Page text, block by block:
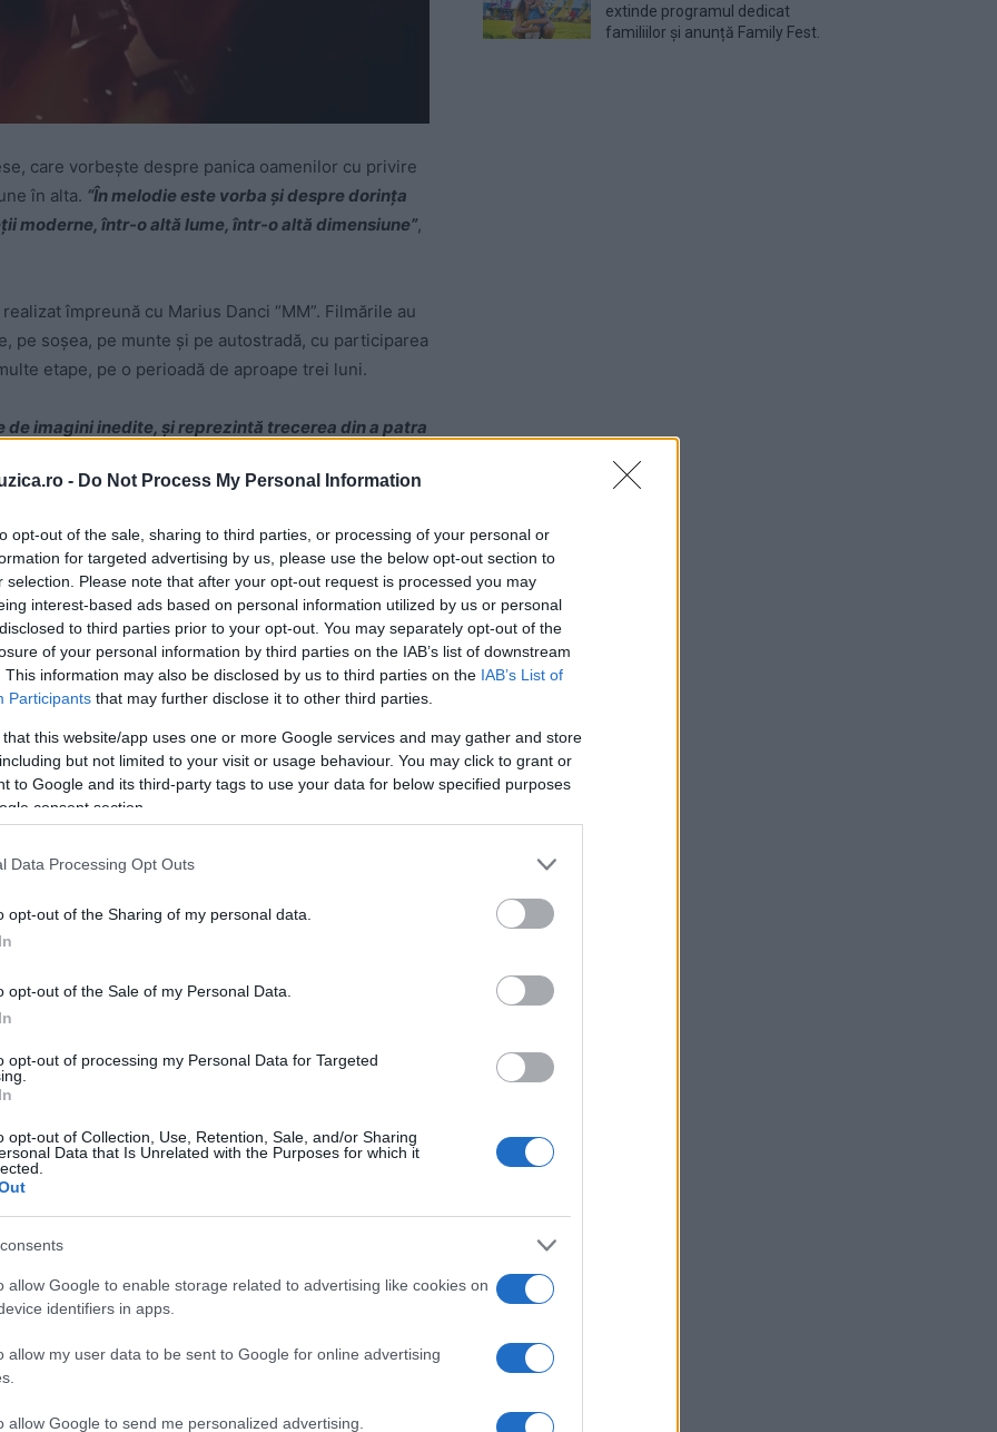
- Do Not Process My Personal Information
opt-out of the sale, sharing to third parties, or processing of your personal or
for targeted advertising by us, please use the below opt-out section to
selection. Please note that after your opt-out request is processed you may
interest-based ads based on personal information utilized by us or personal
to third parties prior to your opt-out. You may separately opt-out of the
of your personal information by third parties on the IAB’s list of downstream
This information may also be disclosed by us to third parties on the IAB’s List of
Participants that may further disclose it to other third parties.
that this website/app uses one or more Google services and may gather and store
but not limited to your visit or usage behaviour. You may click to grant or
to Google and its third-party tags to use your data for below specified purposes
consent section.
Data Processing Opt Outs
opt-out of the Sharing of my personal data.
opt-out of the Sale of my Personal Data.
opt-out of processing my Personal Data for Targeted
opt-out of Collection, Use, Retention, Sale, and/or Sharing
Data that Is Unrelated with the Purposes for which it
allow Google to enable storage related to advertising like cookies on
identifiers in apps.
allow my user data to be sent to Google for online advertising
allow Google to send me personalized advertising.
care vorbește despre panica oamenilor cu privire
în alta. “În melodie este vorba și despre dorința
moderne, într-o altă lume, într-o altă dimensiune”,
împreună cu Marius Danci “MM”. Filmările au
pe soșea, pe munte și pe autostradă, cu participarea
etape, pe o perioadă de aproape trei luni.
de imagini inedite, și reprezintă trecerea din a patra
de la sfârșitul lumii, subiect intens mediatizat în
veni sfârșitul lumii, iar noi am redat în acest clip
auzul acestor zvonuri”
extinde programul dedicat
familiilor și anunță Family Fest.